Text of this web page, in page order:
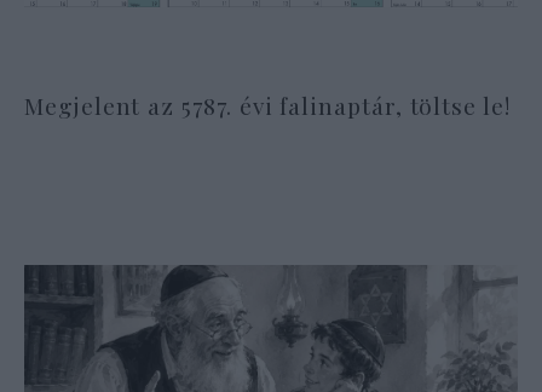
Megjelent az 5787. évi falinaptár, töltse le!